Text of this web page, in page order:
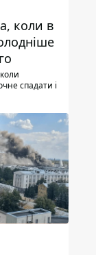
коли в
спадати і